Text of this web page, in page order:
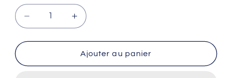
Réduire
la
quantité
Amortisseur
Augmenter
la
quantité
de
Amortisseur
Ajouter au panier